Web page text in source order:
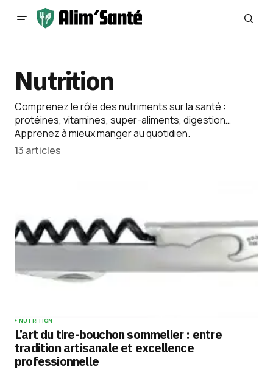
Nutrition
Comprenez le rôle des nutriments sur la santé :
protéines, vitamines, super-aliments, digestion…
Apprenez à mieux manger au quotidien.
13 articles
NUTRITION
L’art du tire-bouchon sommelier : entre
tradition artisanale et excellence
professionnelle